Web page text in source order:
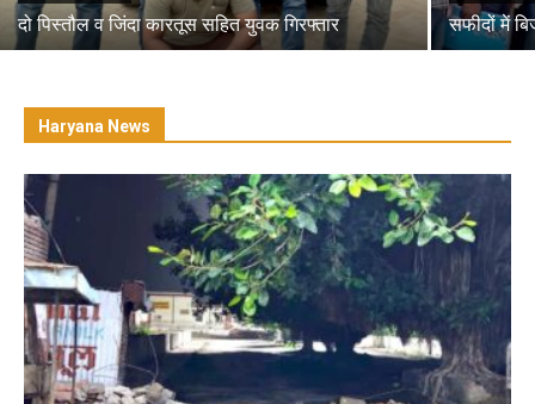
दो पिस्तौल व जिंदा कारतूस सहित युवक गिरफ्तार सफीदों में
Haryana News